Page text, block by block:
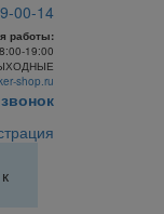
00-14
работы:
19:00
shop.ru